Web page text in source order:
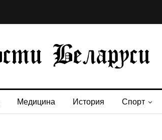
Медицина История Спорт